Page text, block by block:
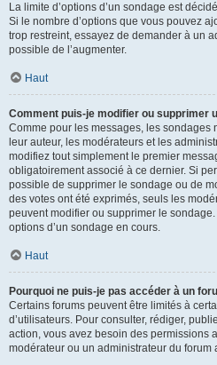
La limite d’options d’un sondage est
Si le nombre d’options que vous pouvez
trop restreint, essayez de demander à un
possible de l’augmenter.
Haut
Comment puis-je modifier ou supprimer
Comme pour les messages, les sondages
leur auteur, les modérateurs et les
modifiez tout simplement le premier
obligatoirement associé à ce dernier. Si
possible de supprimer le sondage ou de
des votes ont été exprimés, seuls les
peuvent modifier ou supprimer le
options d’un sondage en cours.
Haut
Pourquoi ne puis-je pas accéder à un
Certains forums peuvent être limités à
d’utilisateurs. Pour consulter, rédiger,
action, vous avez besoin des permissions
modérateur ou un administrateur du